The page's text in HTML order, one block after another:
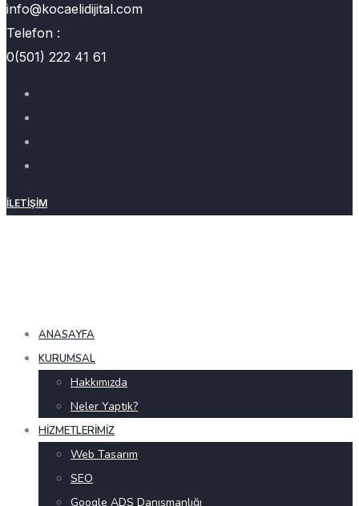
info@kocaelidijital.com
Telefon :
0(501) 222 41 61
İLETIŞIM
ANASAYFA
KURUMSAL
Hakkımızda
Neler Yaptık?
HIZMETLERIMIZ
Web Tasarım
SEO
Google ADS Danışmanlığı